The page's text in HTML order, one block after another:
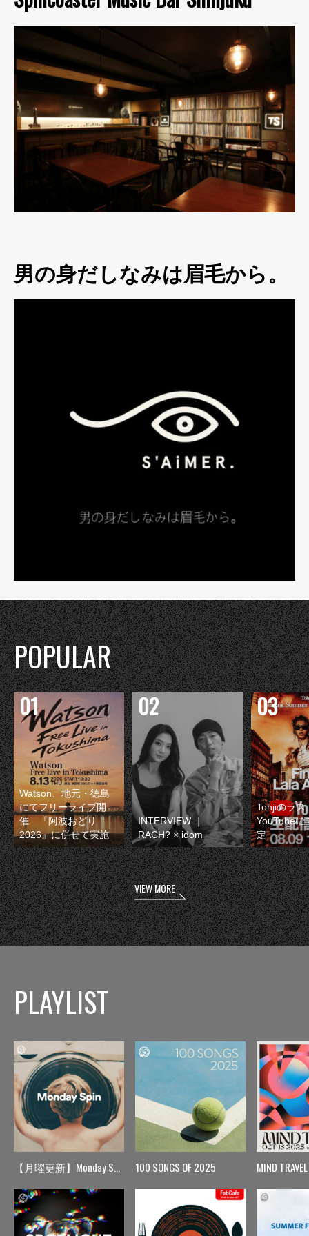
男の身だしなみは眉毛から。
POPULAR
Watson、地元・徳島
にてフリーライブ開
催 『阿波おどり
2026』に併せて実施
INTERVIEW ｜
RACH? × idom
Tohjiのラス
YouTubeに
定
VIEW MORE
PLAYLIST
【月曜更新】Monday Spin 100 SONGS OF 2025 MIND TRAVEL